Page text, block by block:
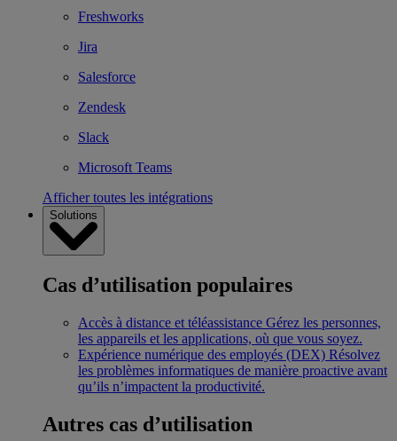
Freshworks
Jira
Salesforce
Zendesk
Slack
Microsoft Teams
Afficher toutes les intégrations
Solutions
Cas d’utilisation populaires
Accès à distance et téléassistance Gérez les personnes,
les appareils et les applications, où que vous soyez.
Expérience numérique des employés (DEX) Résolvez
les problèmes informatiques de manière proactive avant
qu’ils n’impactent la productivité.
Autres cas d’utilisation